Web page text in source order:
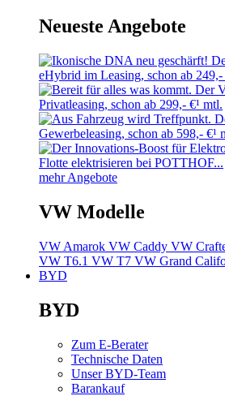
Neueste Angebote
mehr Angebote
VW Modelle
VW Amarok VW Caddy VW
VW T6.1 VW T7 VW Grand
BYD
BYD
Zum E-Berater
Technische Daten
Unser BYD-Team
Barankauf